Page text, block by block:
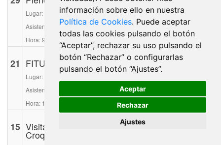
información sobre ello en nuestra
Política de Cookies. Puede aceptar
todas las cookies pulsando el botón
“Aceptar”, rechazar su uso pulsando el
botón “Rechazar” o configurarlas
pulsando el botón “Ajustes”.
Aceptar
Rechazar
Ajustes
Lugar: Salón de Plenos
Asisten: Corporación municipal
Hora: 9:30 h.
21 FITUR Mesa redonda
Lugar: Ifema Madrid
Asisten: Alcalde
Hora: 12:30 h.
15 Visita Cedel por el Día Internacional de la
Croqueta